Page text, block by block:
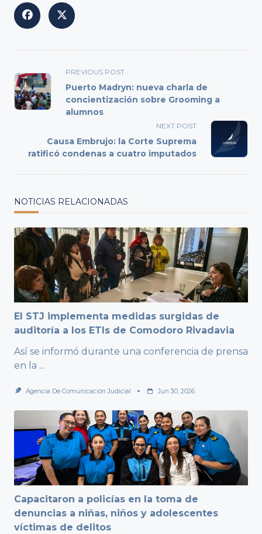
<span
class="nav-
subtitle
screen-
text">Page</span>
PREVIOUS POST
Puerto Madryn: nueva charla de
concientización sobre Grooming a
alumnos
NEXT POST
Causa Embrujo: la Corte Suprema
ratificó condenas a cuatro imputados
NOTICIAS RELACIONADAS
El STJ implementa medidas surgidas de
auditoría a los ETIs de Comodoro Rivadavia
Así se informó durante una conferencia de prensa
en la ...
Agencia De Comunicación Judicial Jun 30, 2026
Capacitaron a policías en la toma de
denuncias a niñas, niños y adolescentes
víctimas de delitos